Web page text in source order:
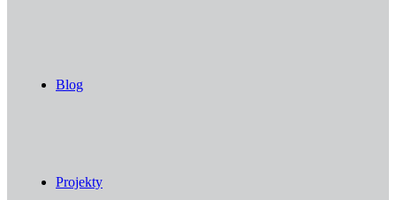
Blog
Projekty